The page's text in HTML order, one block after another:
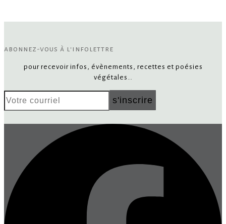
abonnez-vous à l'infolettre
pour recevoir infos, évènements, recettes et poésies
végétales…
Votre
courriel
s'inscrire